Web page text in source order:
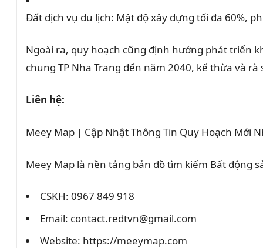
Đất dịch vụ du lịch: Mật độ xây dựng tối đa 60%,
Ngoài ra, quy hoạch cũng định hướng phát triển
chung TP Nha Trang đến năm 2040, kế thừa và
Liên hệ:
Meey Map | Cập Nhật Thông Tin Quy Hoạch Mới
Meey Map là nền tảng bản đồ tìm kiếm Bất động
CSKH: 0967 849 918
Email: contact.redtvn@gmail.com
Website: https://meeymap.com